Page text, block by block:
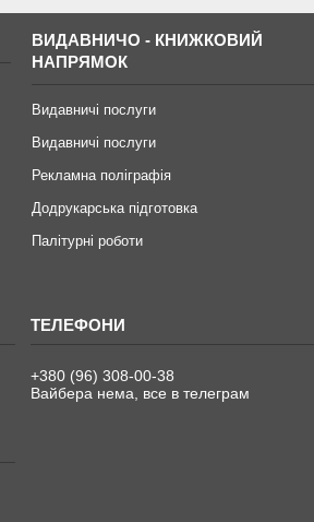
ВИДАВНИЧО - КНИЖКОВИЙ
НАПРЯМОК
Видавничі послуги
Видавничі послуги
Рекламна поліграфія
Додрукарська підготовка
Палітурні роботи
+380 (96) 308-00-38
Вайбера нема, все в телеграм